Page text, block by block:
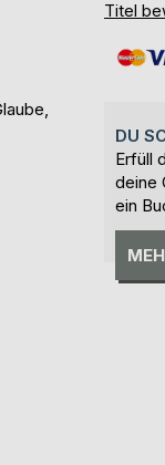
Titel
DU
Erfüll
deine
ein